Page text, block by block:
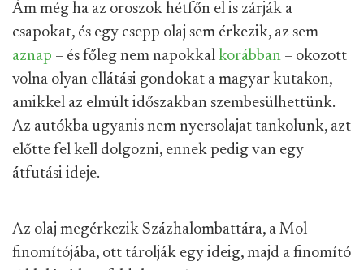
Ám még ha az oroszok hétfőn el is zárják a
csapokat, és egy csepp olaj sem érkezik, az sem
aznap – és főleg nem napokkal korábban – okozott
volna olyan ellátási gondokat a magyar kutakon,
amikkel az elmúlt időszakban szembesülhettünk.
Az autókba ugyanis nem nyersolajat tankolunk, azt
előtte fel kell dolgozni, ennek pedig van egy
átfutási ideje.
Az olaj megérkezik Százhalombattára, a Mol
finomítójába, ott tárolják egy ideig, majd a finomító